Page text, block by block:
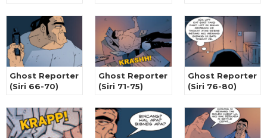
Ghost Reporter
(Siri 66-70)
Ghost Reporter
(Siri 71-75)
Ghost Reporter
(Siri 76-80)